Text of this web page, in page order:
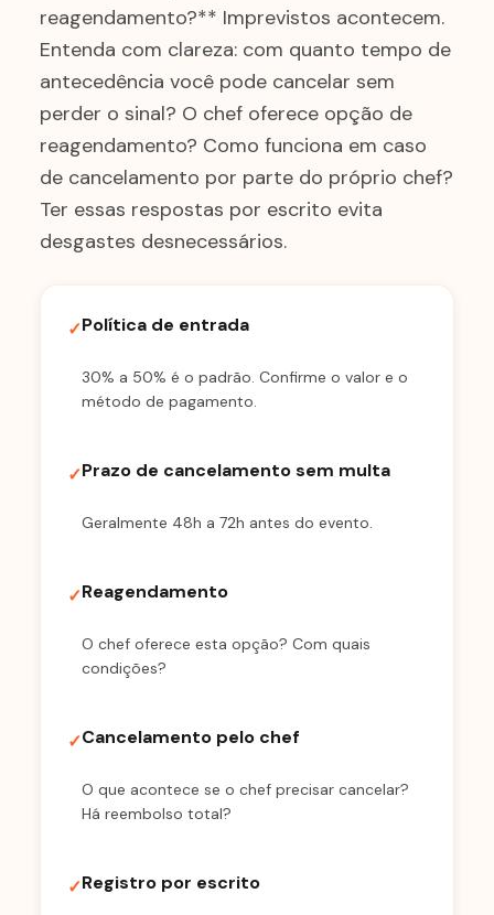
reagendamento?** Imprevistos acontecem.
Entenda com clareza: com quanto tempo de
antecedência você pode cancelar sem
perder o sinal? O chef oferece opção de
reagendamento? Como funciona em caso
de cancelamento por parte do próprio chef?
Ter essas respostas por escrito evita
desgastes desnecessários.
✓Política de entrada
30% a 50% é o padrão. Confirme o valor e o
método de pagamento.
✓Prazo de cancelamento sem multa
Geralmente 48h a 72h antes do evento.
✓Reagendamento
O chef oferece esta opção? Com quais
condições?
✓Cancelamento pelo chef
O que acontece se o chef precisar cancelar?
Há reembolso total?
✓Registro por escrito